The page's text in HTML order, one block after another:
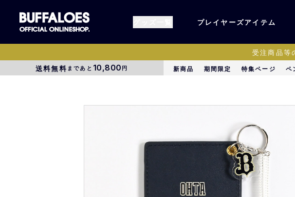
すべてのグッズ オーセンティック
タオル各種 アパレル
コラボグッズ
EC限定販売
プレイヤーズアイテム
受注商品等
送料無料まであと 10,800円 新商品 期間限定 特集ページ ペ